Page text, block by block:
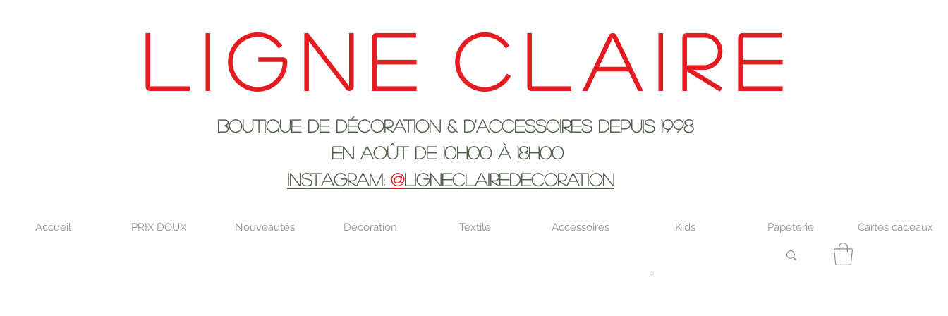
Ligne claire
Boutique de décoration & d'accessoires depuis 1998
EN AOûT DE 10h00 à 18H00
INSTAGRAM: @LIGNECLAIREDECORATION
Accueil PRIX DOUX Nouveautés Décoration Textile Accessoires Kids Papeterie Cartes cadeaux